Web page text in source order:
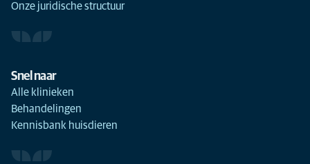
Onze juridische structuur
Snel naar
Alle klinieken
Behandelingen
Kennisbank huisdieren